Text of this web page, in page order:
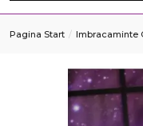
Pagina Start Imbracaminte